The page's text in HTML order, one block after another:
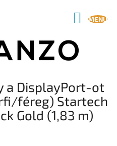
KOSÁR
a DisplayPort-ot
féreg) Startech
Gold (1,83 m)